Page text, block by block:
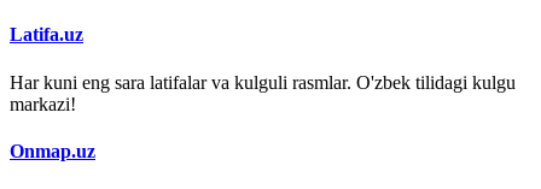
Latifa.uz
Har kuni eng sara latifalar va kulguli rasmlar. O'zbek tilidagi kulgu
markazi!
Onmap.uz